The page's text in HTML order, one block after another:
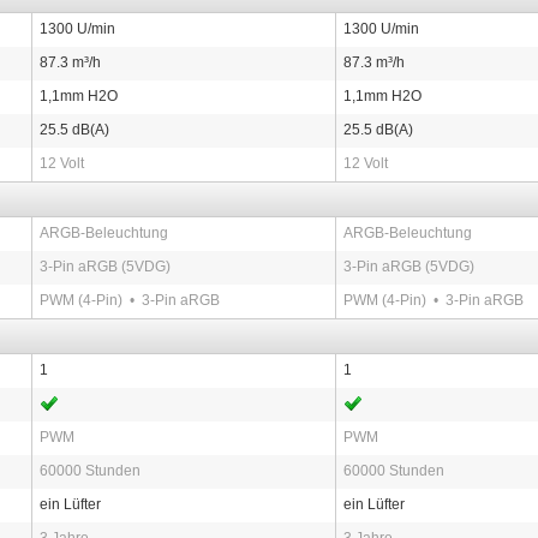
1300 U/min
1300 U/min
87.3 m³/h
87.3 m³/h
1,1mm H2O
1,1mm H2O
25.5 dB(A)
25.5 dB(A)
12 Volt
12 Volt
ARGB-Beleuchtung
ARGB-Beleuchtung
3-Pin aRGB (5VDG)
3-Pin aRGB (5VDG)
PWM (4-Pin) • 3-Pin aRGB
PWM (4-Pin) • 3-Pin aRGB
1 1
PWM
PWM
60000 Stunden
60000 Stunden
ein Lüfter
ein Lüfter